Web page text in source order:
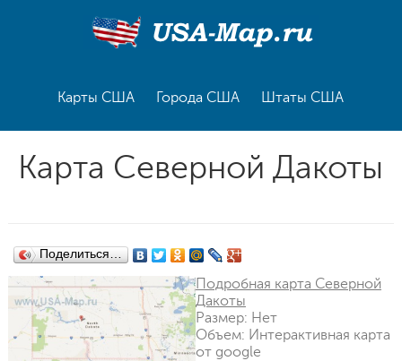
Карты США Города США Штаты США
Карта Северной Дакоты
Поделиться…
Подробная карта Северной
Дакоты
Размер: Нет
Объем: Интерактивная карта
от google